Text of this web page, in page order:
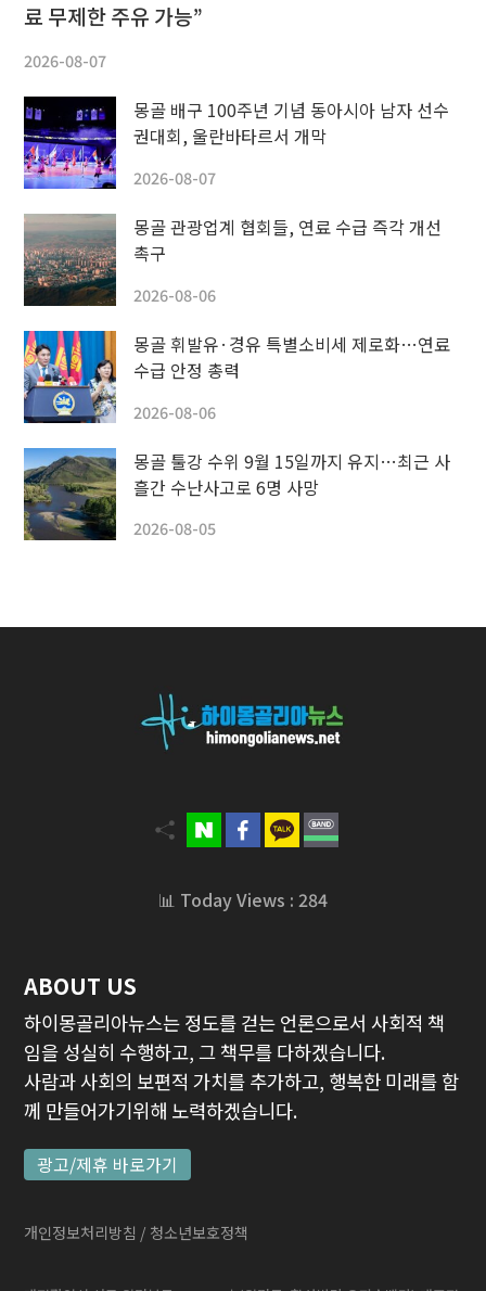
료 무제한 주유 가능”
2026-08-07
몽골 배구 100주년 기념 동아시아 남자 선수
권대회, 울란바타르서 개막
2026-08-07
몽골 관광업계 협회들, 연료 수급 즉각 개선
촉구
2026-08-06
몽골 휘발유·경유 특별소비세 제로화…연료
수급 안정 총력
2026-08-06
몽골 툴강 수위 9월 15일까지 유지…최근 사
흘간 수난사고로 6명 사망
2026-08-05
📊 Today Views : 284
ABOUT US
하이몽골리아뉴스는 정도를 걷는 언론으로서 사회적 책
임을 성실히 수행하고, 그 책무를 다하겠습니다.
사람과 사회의 보편적 가치를 추가하고, 행복한 미래를 함
께 만들어가기위해 노력하겠습니다.
광고/제휴 바로가기
개인정보처리방침 / 청소년보호정책